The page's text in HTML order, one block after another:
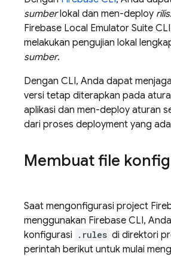
sumberlokal dan men-deploy rilis
Firebase Local Emulator Suite
melakukan pengujian lokal
sumber.
Dengan CLI, Anda dapat
versi tetap diterapkan pada
aplikasi dan men-deploy aturan
dari proses deployment yang
Membuat file
Saat mengonfigurasi project
menggunakan Firebase CLI,
konfigurasi
.rules di direktori
perintah berikut untuk mulai